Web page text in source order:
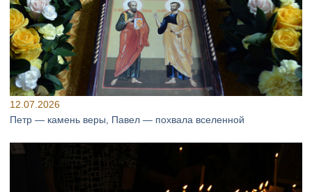
12.07.2026
Петр — камень веры, Павел — похвала вселенной